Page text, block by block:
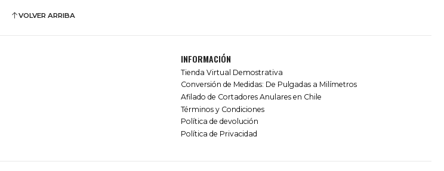
VOLVER ARRIBA
INFORMACIÓN
Tienda Virtual Demostrativa
Conversión de Medidas: De Pulgadas a Milímetros
Afilado de Cortadores Anulares en Chile
Términos y Condiciones
Política de devolución
Política de Privacidad